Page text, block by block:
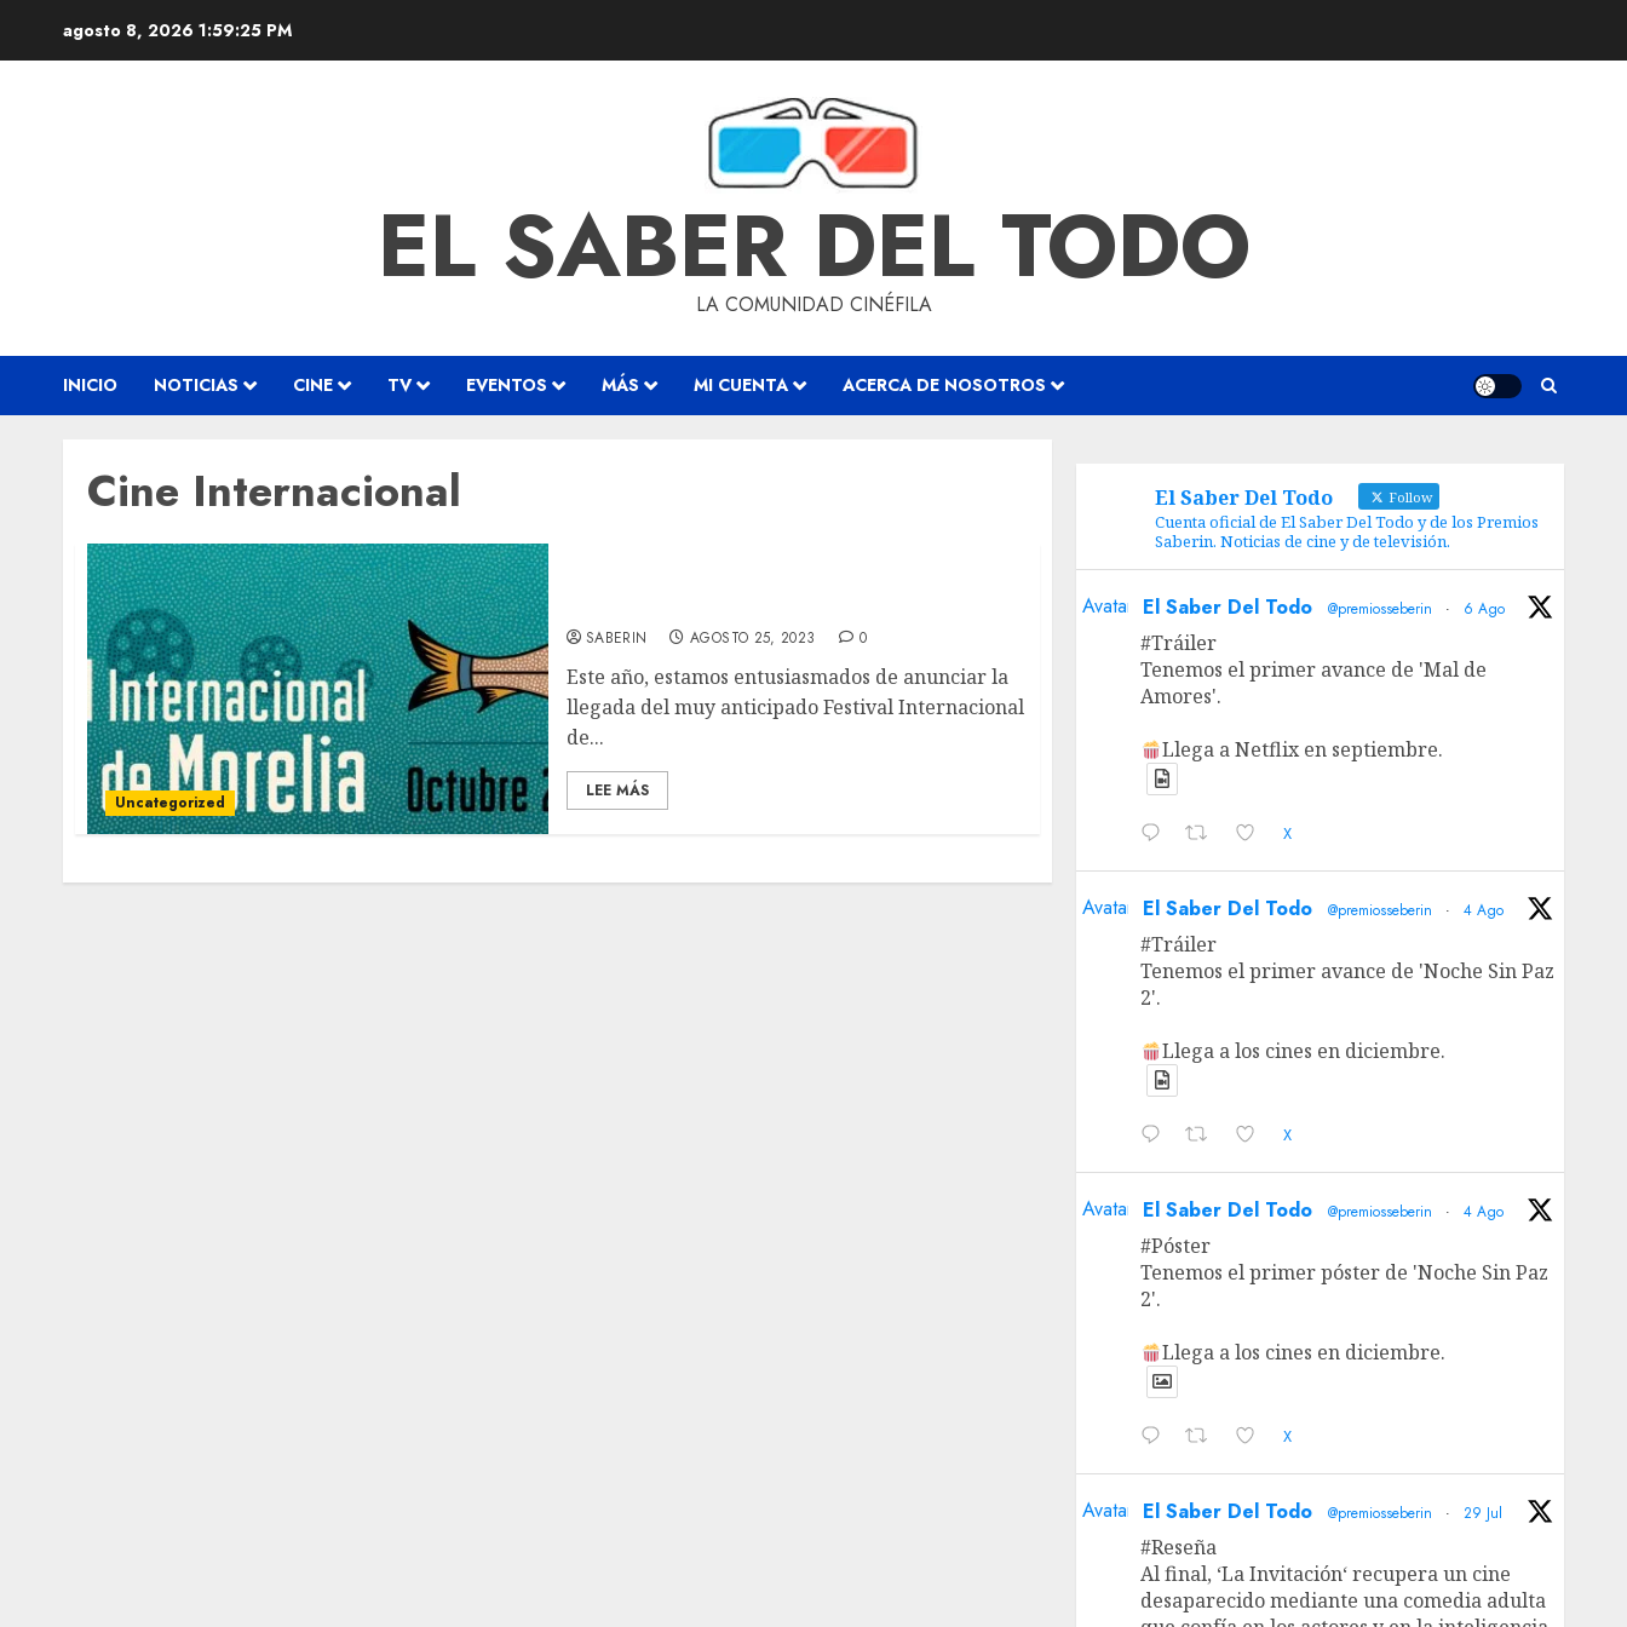
agosto 8, 2026 1:59:26 PM
EL SABER DEL TODO
LA COMUNIDAD CINÉFILA
INICIO NOTICIAS CINE TV EVENTOS MÁS MI CUENTA ACERCA DE NOSOTROS
Cine Internacional
Uncategorized
SABERIN AGOSTO 25, 2023 0
Este año, estamos entusiasmados de anunciar la
llegada del muy anticipado Festival Internacional
de...
LEE MÁS
El Saber Del Todo Follow
Cuenta oficial de El Saber Del Todo y de los Premios
Saberin. Noticias de cine y de televisión.
Avatar El Saber Del Todo @premiosseberin · 6 Ago
#Tráiler
Tenemos el primer avance de 'Mal de
Amores'.
Llega a Netflix en septiembre.
X
Avatar El Saber Del Todo @premiosseberin · 4 Ago
#Tráiler
Tenemos el primer avance de 'Noche Sin Paz
2'.
Llega a los cines en diciembre.
X
Avatar El Saber Del Todo @premiosseberin · 4 Ago
#Póster
Tenemos el primer póster de 'Noche Sin Paz
2'.
Llega a los cines en diciembre.
X
Avatar El Saber Del Todo @premiosseberin · 29 Jul
#Reseña
Al final, ‘La Invitación‘ recupera un cine
desaparecido mediante una comedia adulta